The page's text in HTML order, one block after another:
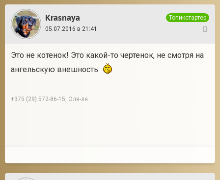
Krasnaya
Топикстартер
05.07.2016 в 21:41
Это не котенок! Это какой-то чертенок, не смотря на
ангельскую внешность
+375 (29) 572-86-15, Оля-ля